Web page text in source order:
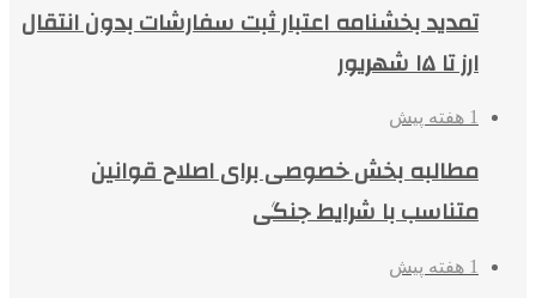
تمدید بخشنامه اعتبار ثبت سفارشات بدون انتقال
ارز تا ۱۵ شهریور
1 هفته پیش
مطالبه بخش خصوصی برای اصلاح قوانین
متناسب با شرایط جنگی
1 هفته پیش